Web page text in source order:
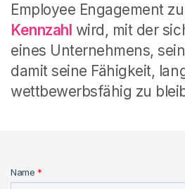
Employee Engagement
Kennzahl wird, mit der
eines Unternehmens,
damit seine Fähigkeit,
wettbewerbsfähig zu
Name *